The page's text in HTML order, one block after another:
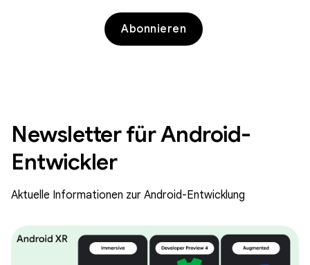
Abonnieren
Newsletter für Android-
Entwickler
Aktuelle Informationen zur Android-Entwicklung